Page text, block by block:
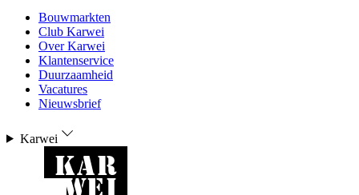
Bouwmarkten
Club Karwei
Over Karwei
Klantenservice
Duurzaamheid
Vacatures
Nieuwsbrief
Karwei